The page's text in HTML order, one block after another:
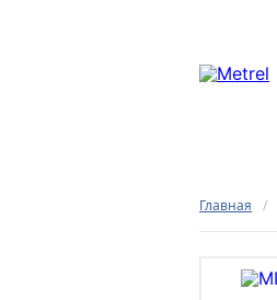
Главная /